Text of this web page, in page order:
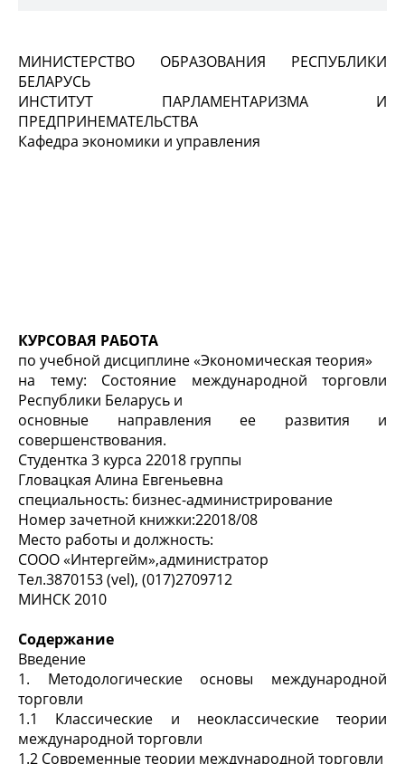
МИНИСТЕРСТВО ОБРАЗОВАНИЯ РЕСПУБЛИКИ
БЕЛАРУСЬ
ИНСТИТУТ ПАРЛАМЕНТАРИЗМА И
ПРЕДПРИНЕМАТЕЛЬСТВА
Кафедра экономики и управления
КУРСОВАЯ РАБОТА
по учебной дисциплине «Экономическая теория»
на тему: Состояние международной торговли
Республики Беларусь и
основные направления ее развития и
совершенствования.
Студентка 3 курса 22018 группы
Гловацкая Алина Евгеньевна
специальность: бизнес-администрирование
Номер зачетной книжки:22018/08
Место работы и должность:
СООО «Интергейм»,администратор
Тел.3870153 (vel), (017)2709712
МИНСК 2010
Содержание
Введение
1. Методологические основы международной
торговли
1.1 Классические и неоклассические теории
международной торговли
1.2 Современные теории международной торговли